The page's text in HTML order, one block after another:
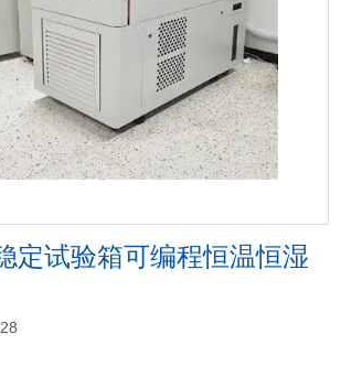
定试验箱可编程恒温恒湿